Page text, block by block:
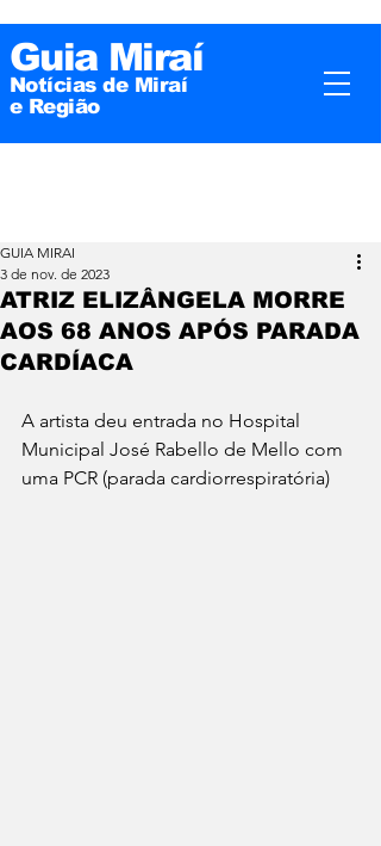
Guia Miraí
Notícias de Miraí
e Região
ATRIZ ELIZÂNGELA MORRE
AOS 68 ANOS APÓS PARADA
CARDÍACA
GUIA MIRAI
3 de nov. de 2023
A artista deu entrada no Hospital
Municipal José Rabello de Mello com
uma PCR (parada cardiorrespiratória)